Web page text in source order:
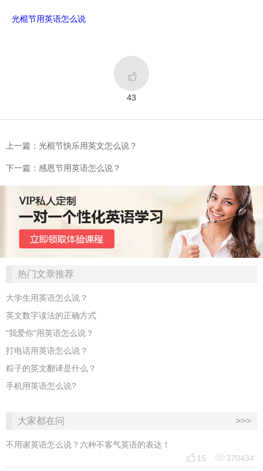
光棍节用英语怎么说

43
上一篇：光棍节快乐用英文怎么说？
下一篇：感恩节用英语怎么说？
热门文章推荐
大学生用英语怎么说？
英文数字读法的正确方式
"我爱你"用英语怎么说？
打电话用英语怎么说？
粽子的英文翻译是什么？
手机用英语怎么说?
大家都在问 >>>
不用谢英语怎么说？六种不客气英语的表达！
 15 370434